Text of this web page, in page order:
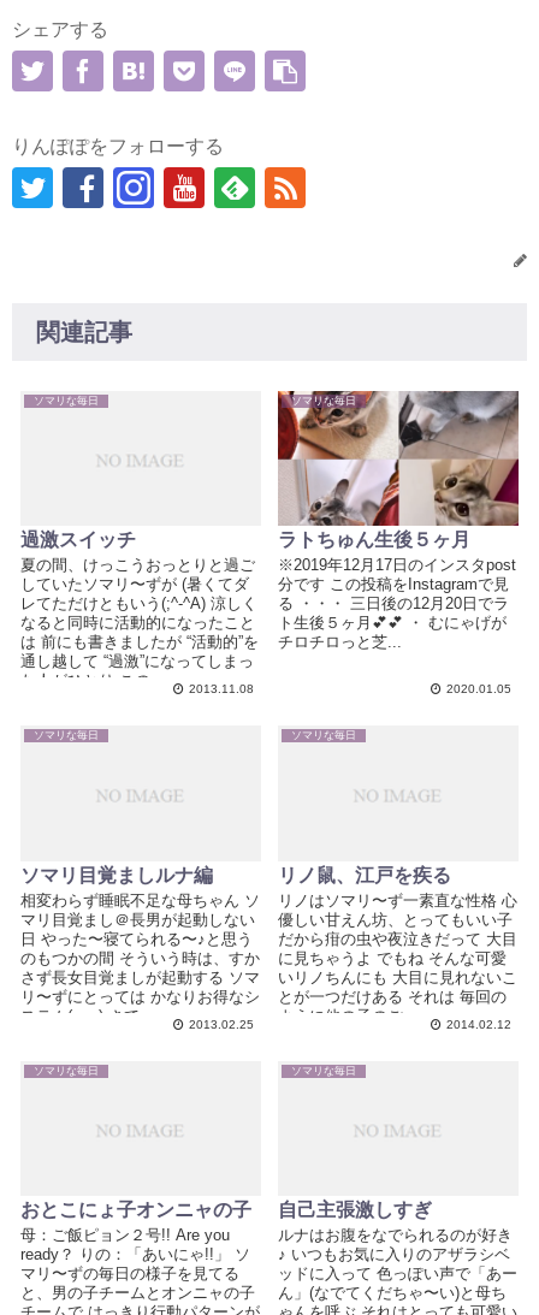
シェアする
りんぽぽをフォローする
関連記事
ソマリな毎日
過激スイッチ
夏の間、けっこうおっとりと過ご
していたソマリ〜ずが (暑くてダ
レてただけともいう(;^-^A) 涼しく
なると同時に活動的になったこと
は 前にも書きましたが “活動的”を
通し越して “過激”になってしまっ
た人がひとり この...
2013.11.08
ソマリな毎日
ラトちゅん生後５ヶ月
※2019年12月17日のインスタpost
分です この投稿をInstagramで見
る ・・・ 三日後の12月20日でラ
ト生後５ヶ月💕💕 ・ むにゃげが
チロチロっと芝...
2020.01.05
ソマリな毎日
ソマリ目覚ましルナ編
相変わらず睡眠不足な母ちゃん ソ
マリ目覚まし＠長男が起動しない
日 やった〜寝てられる〜♪と思う
のもつかの間 そういう時は、すか
さず長女目覚ましが起動する ソマ
リ〜ずにとっては かなりお得なシ
ステム(-ω-;) さて、...
2013.02.25
ソマリな毎日
リノ鼠、江戸を疾る
リノはソマリ〜ず一素直な性格 心
優しい甘えん坊、とってもいい子
だから疳の虫や夜泣きだって 大目
に見ちゃうよ でもね そんな可愛
いリノちんにも 大目に見れないこ
とが一つだけある それは 毎回の
ように他の子のご...
2014.02.12
ソマリな毎日
おとこにょ子オンニャの子
母：ご飯ピョン２号!! Are you
ready？ りの：「あいにゃ!!」 ソ
マリ〜ずの毎日の様子を見てる
と、男の子チームとオンニャの子
ソマリな毎日
自己主張激しすぎ
ルナはお腹をなでられるのが好き
♪ いつもお気に入りのアザラシベ
ッドに入って 色っぽい声で「あー
ん」(なでてくだちゃ〜い)と母ち